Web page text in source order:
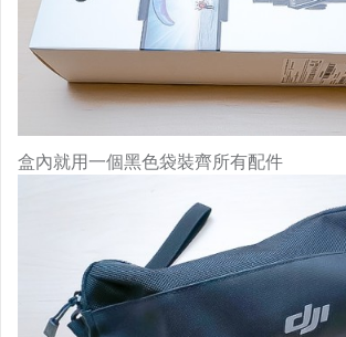
盒內就用一個黑色袋裝齊所有配件